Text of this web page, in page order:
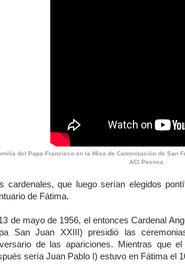
del Papa Francisco en la Misa de Canonización de San
ACI Peensa
cardenales, que luego serían elegidos
de Fátima.
de mayo de 1956, el entonces Cardenal
San Juan XXIII) presidió las
de las apariciones. Mientras que
sería Juan Pablo I) estuvo en Fátima el